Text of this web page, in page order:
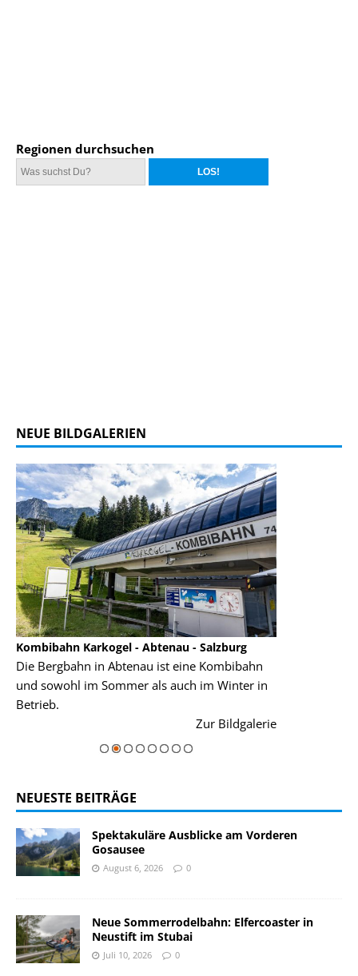
Regionen durchsuchen
NEUE BILDGALERIEN
Kombibahn Karkogel - Abtenau - Salzburg
Die Bergbahn in Abtenau ist eine Kombibahn
und sowohl im Sommer als auch im Winter in
Betrieb.
Zur Bildgalerie
NEUESTE BEITRÄGE
Spektakuläre Ausblicke am Vorderen
Gosausee
August 6, 2026 0
Neue Sommerrodelbahn: Elfercoaster in
Neustift im Stubai
Juli 10, 2026 0